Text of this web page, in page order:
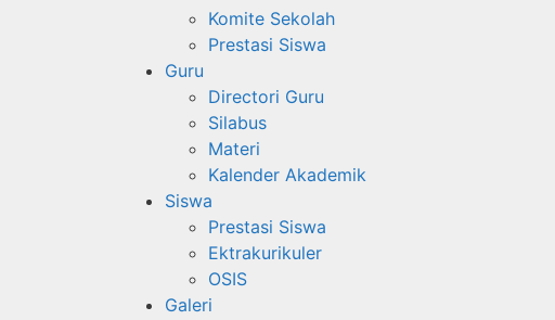
Komite Sekolah
Prestasi Siswa
Guru
Directori Guru
Silabus
Materi
Kalender Akademik
Siswa
Prestasi Siswa
Ektrakurikuler
OSIS
Galeri